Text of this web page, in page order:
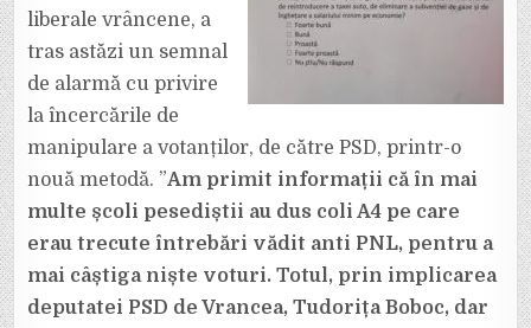
liberale vrâncene, a
tras astăzi un semnal
de alarmă cu privire
la încercările de
manipulare a votanților, de către PSD, printr-o
nouă metodă. ”Am primit informații că în mai
multe școli pesediștii au dus coli A4 pe care
erau trecute întrebări vădit anti PNL, pentru a
mai câștiga niște voturi. Totul, prin implicarea
deputatei PSD de Vrancea, Tudorița Boboc, dar